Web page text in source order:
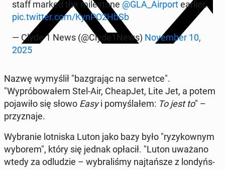
staff marked the mile­stone @GLA_Airportearlier.
pic.twitter.com/KynPO2HbSb
— Clyde 1 News (@Clyde1News) No­vem­ber 10,
2025
Nazwę wymyślił "baz­gra­jąc na ser­wetce".
"Wypróbowałem Stel-Air, Cheap­Jet, Lite Jet, a potem
po­jaw­iło się słowo Easyi pomyślałem: To jest to" –
przyz­na­je.
Wybranie lot­niska Luton jako bazy było "ryzykownym
wyborem", który się jednak opłacił. "Luton uważano
wtedy za od­ludzie – wybral­iśmy na­j­tańsze z londyńs­